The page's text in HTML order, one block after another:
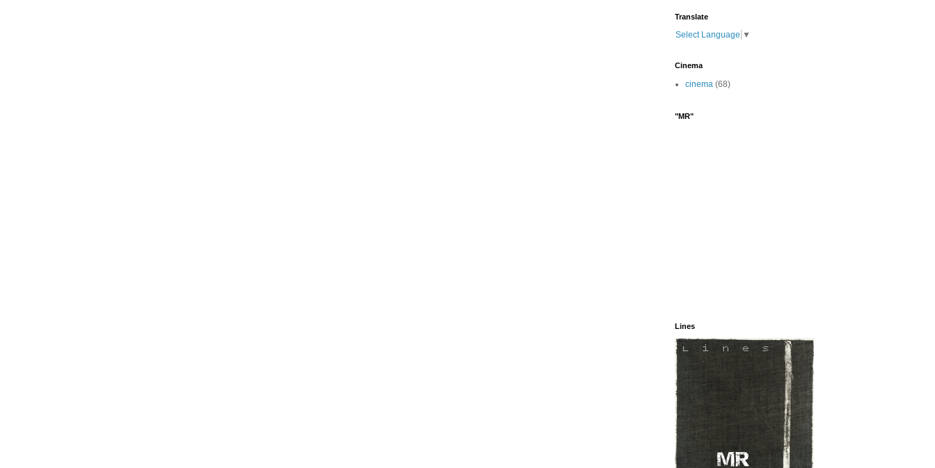
Translate
Select Language ▼
Cinema
cinema (68)
"MR"
Lines